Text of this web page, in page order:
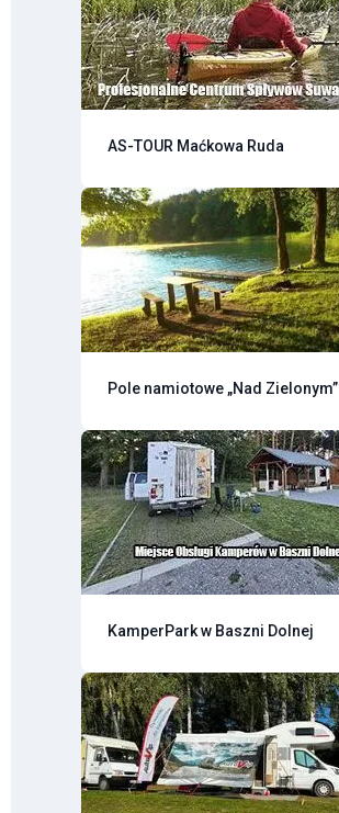
AS-TOUR Maćkowa Ruda
Pole namiotowe „Nad Zielonym”
KamperPark w Baszni Dolnej